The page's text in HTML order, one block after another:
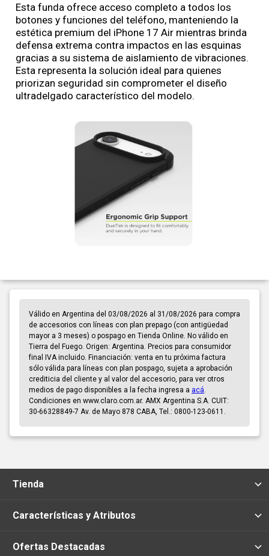
Esta funda ofrece acceso completo a todos los
botones y funciones del teléfono, manteniendo la
estética premium del iPhone 17 Air mientras brinda
defensa extrema contra impactos en las esquinas
gracias a su sistema de aislamiento de vibraciones.
Esta representa la solución ideal para quienes
priorizan seguridad sin comprometer el diseño
ultradelgado característico del modelo.
Válido en Argentina del 03/08/2026 al 31/08/2026 para compra
de accesorios con líneas con plan prepago (con antigüedad
mayor a 3 meses) o pospago en Tienda Online. No válido en
Tierra del Fuego. Origen: Argentina. Precios para consumidor
final IVA incluido. Financiación: venta en tu próxima factura
sólo válida para líneas con plan pospago, sujeta a aprobación
crediticia del cliente y al valor del accesorio, para ver otros
medios de pago disponibles a la fecha ingresa a acá
Condiciones en www.claro.com.ar. AMX Argentina S.A. CUIT:
30-66328849-7 Av. de Mayo 878 CABA, Tel.: 0800-123-0611.
Tienda
Características y Atributos
Ofertas Destacadas